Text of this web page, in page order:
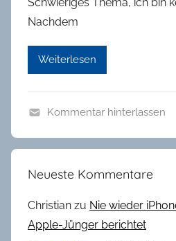
Nachdem
Weiterlesen
l
e
m
Kommentar hinterlassen
Neueste Kommentare
Christian zu Nie wieder
Apple-Jünger berichtet